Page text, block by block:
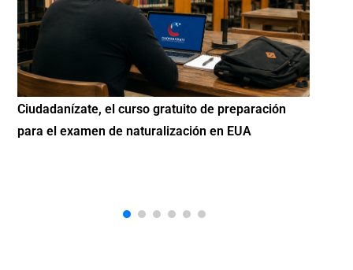
Si eres residente ingresa a Ciudadanízate, el curso
gratuito de preparación para el examen de